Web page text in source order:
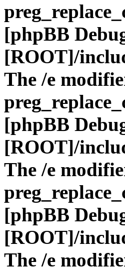
[phpBB
[ROOT]/
The /e
[phpBB
[ROOT]/
The /e
[phpBB
[ROOT]/
The /e